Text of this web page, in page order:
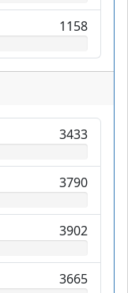
1158
3433
3790
3902
3665